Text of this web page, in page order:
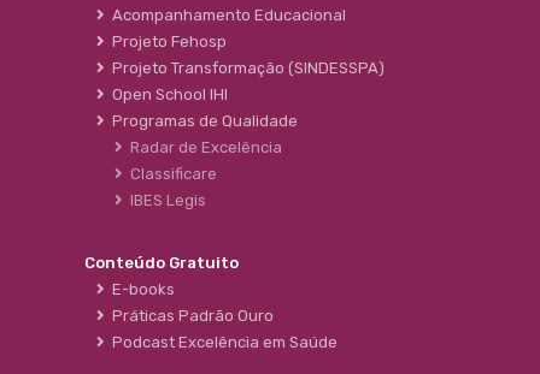
Acompanhamento Educacional
Projeto Fehosp
Projeto Transformação (SINDESSPA)
Open School IHI
Programas de Qualidade
Radar de Excelência
Classificare
IBES Legis
Conteúdo Gratuito
E-books
Práticas Padrão Ouro
Podcast Excelência em Saúde